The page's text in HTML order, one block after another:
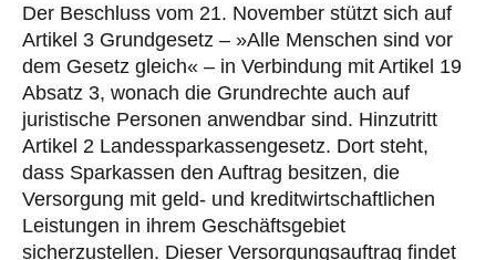
Der Beschluss vom 21. November stützt sich auf
Artikel 3 Grundgesetz – »Alle Menschen sind vor
dem Gesetz gleich« – in Verbindung mit Artikel 19
Absatz 3, wonach die Grundrechte auch auf
juristische Personen anwendbar sind. Hinzutritt
Artikel 2 Landessparkassengesetz. Dort steht,
dass Sparkassen den Auftrag besitzen, die
Versorgung mit geld- und kreditwirtschaftlichen
Leistungen in ihrem Geschäftsgebiet
sicherzustellen. Dieser Versorgungsauftrag findet